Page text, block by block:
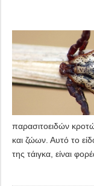
παρασιτοειδών
και ζώων. Αυτό το
της τάιγκα, είναι